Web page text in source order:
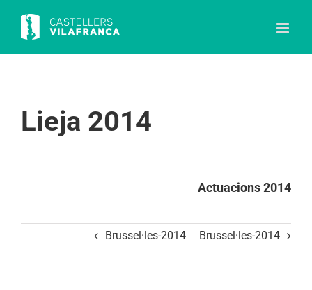
content
Lieja 2014
Actuacions 2014
Brussel·les-2014 Brussel·les-2014